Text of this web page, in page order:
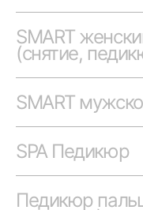
SMART
(снятие,
SMART
SPA Педикюр
Педикюр